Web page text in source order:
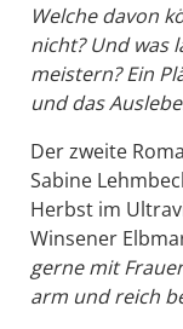
Welche davon
nicht? Und was
meistern? Ein
und das
Der zweite
Sabine
Herbst im
Winsener
gerne mit
arm und reich